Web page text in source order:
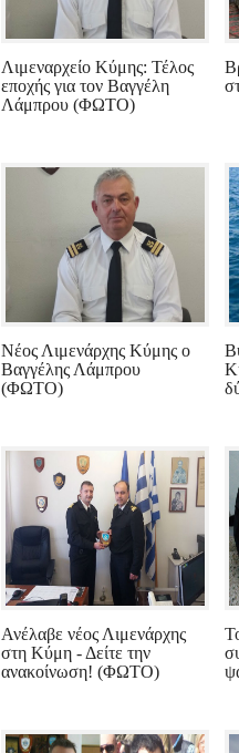
Λιμεναρχείο Κύμης: Τέλος
εποχής για τον Βαγγέλη
Λάμπρου (ΦΩΤΟ)
Νέος Λιμενάρχης Κύμης ο
Βαγγέλης Λάμπρου
(ΦΩΤΟ)
Ανέλαβε νέος Λιμενάρχης
στη Κύμη - Δείτε την
ανακοίνωση! (ΦΩΤΟ)